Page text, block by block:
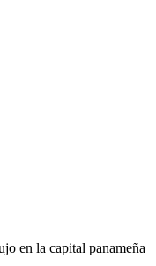
en la capital panameña